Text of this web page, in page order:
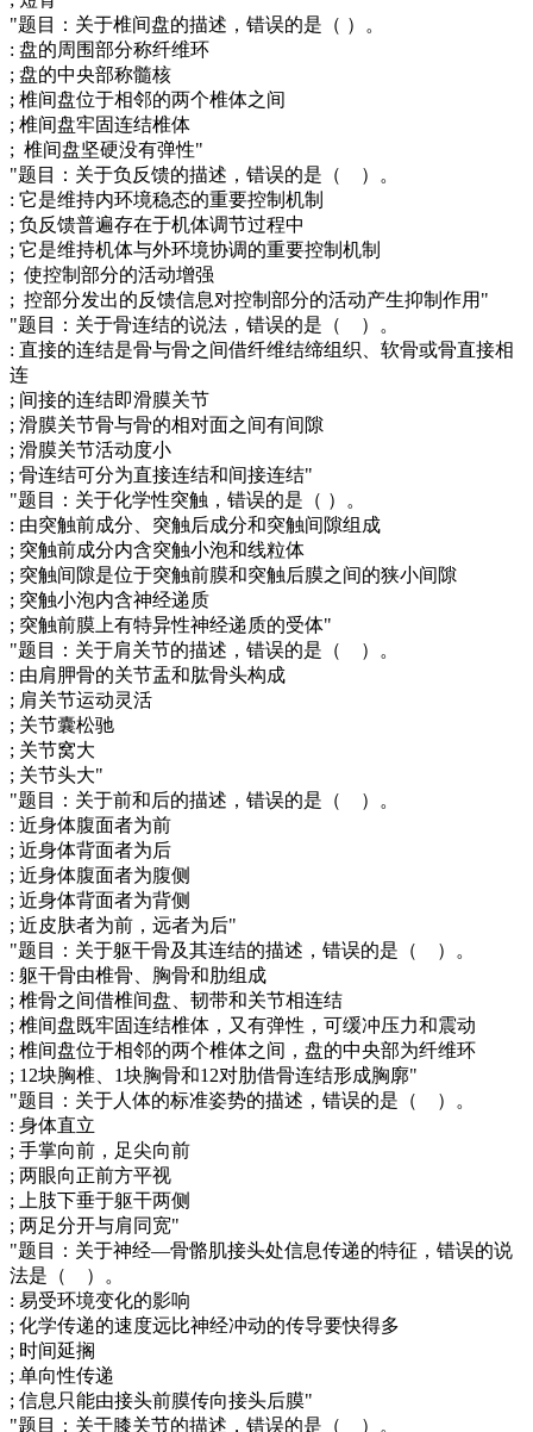
"题目：关于椎间盘的描述，错误的是（ ）。
: 盘的周围部分称纤维环
; 盘的中央部称髓核
; 椎间盘位于相邻的两个椎体之间
; 椎间盘牢固连结椎体
; 椎间盘坚硬没有弹性"
"题目：关于负反馈的描述，错误的是（ ）。
: 它是维持内环境稳态的重要控制机制
; 负反馈普遍存在于机体调节过程中
; 它是维持机体与外环境协调的重要控制机制
; 使控制部分的活动增强
; 控部分发出的反馈信息对控制部分的活动产生抑制作用"
"题目：关于骨连结的说法，错误的是（ ）。
: 直接的连结是骨与骨之间借纤维结缔组织、软骨或骨直接相
连
; 间接的连结即滑膜关节
; 滑膜关节骨与骨的相对面之间有间隙
; 滑膜关节活动度小
; 骨连结可分为直接连结和间接连结"
"题目：关于化学性突触，错误的是（ ）。
: 由突触前成分、突触后成分和突触间隙组成
; 突触前成分内含突触小泡和线粒体
; 突触间隙是位于突触前膜和突触后膜之间的狭小间隙
; 突触小泡内含神经递质
; 突触前膜上有特异性神经递质的受体"
"题目：关于肩关节的描述，错误的是（ ）。
: 由肩胛骨的关节盂和肱骨头构成
; 肩关节运动灵活
; 关节囊松驰
; 关节窝大
; 关节头大"
"题目：关于前和后的描述，错误的是（ ）。
: 近身体腹面者为前
; 近身体背面者为后
; 近身体腹面者为腹侧
; 近身体背面者为背侧
; 近皮肤者为前，远者为后"
"题目：关于躯干骨及其连结的描述，错误的是（ ）。
: 躯干骨由椎骨、胸骨和肋组成
; 椎骨之间借椎间盘、韧带和关节相连结
; 椎间盘既牢固连结椎体，又有弹性，可缓冲压力和震动
; 椎间盘位于相邻的两个椎体之间，盘的中央部为纤维环
; 12块胸椎、1块胸骨和12对肋借骨连结形成胸廓"
"题目：关于人体的标准姿势的描述，错误的是（ ）。
: 身体直立
; 手掌向前，足尖向前
; 两眼向正前方平视
; 上肢下垂于躯干两侧
; 两足分开与肩同宽"
"题目：关于神经—骨骼肌接头处信息传递的特征，错误的说
法是（ ）。
: 易受环境变化的影响
; 化学传递的速度远比神经冲动的传导要快得多
; 时间延搁
; 单向性传递
; 信息只能由接头前膜传向接头后膜"
"题目：关于膝关节的描述，错误的是（ ）。